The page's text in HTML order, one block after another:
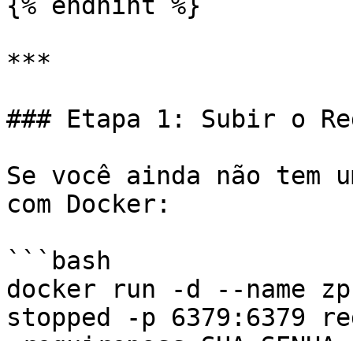
***
### Etapa 1: Subir o
Se você ainda não tem
com Docker:
```bash
docker run -d --name
stopped -p 6379:6379